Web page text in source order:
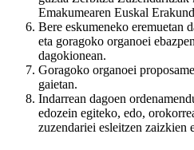
Emakumearen Euskal
Bere eskumeneko eremuetan
eta goragoko organoei
dagokionean.
Goragoko organoei
gaietan.
Indarrean dagoen
edozein egiteko, edo,
zuzendariei esleitzen zaizkien